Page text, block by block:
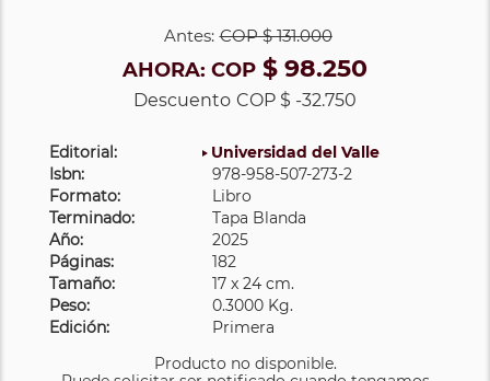
Antes: COP$ 131.000
AHORA: COP $ 98.250
Descuento COP $ -32.750
Editorial:
Universidad del Valle
Isbn:
978-958-507-273-2
Formato:
Libro
Terminado:
Tapa Blanda
Año:
2025
Páginas:
182
Tamaño:
17 x 24 cm.
Peso:
0.3000 Kg.
Edición:
Primera
Producto no disponible.